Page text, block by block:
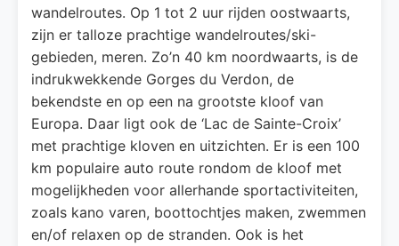
wandelroutes. Op 1 tot 2 uur rijden oostwaarts,
zijn er talloze prachtige wandelroutes/ski-
gebieden, meren. Zo’n 40 km noordwaarts, is de
indrukwekkende Gorges du Verdon, de
bekendste en op een na grootste kloof van
Europa. Daar ligt ook de ‘Lac de Sainte-Croix’
met prachtige kloven en uitzichten. Er is een 100
km populaire auto route rondom de kloof met
mogelijkheden voor allerhande sportactiviteiten,
zoals kano varen, boottochtjes maken, zwemmen
en/of relaxen op de stranden. Ook is het